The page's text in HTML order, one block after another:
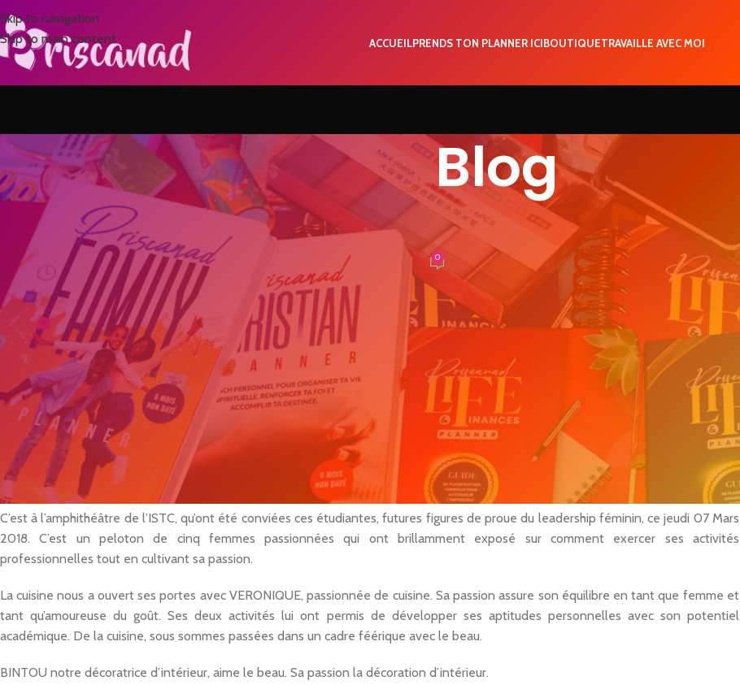
Skip to navigation
Skip to main content
ACCUEILPRENDS TON PLANNER ICIBOUTIQUETRAVAILLE AVEC MOI
Blog
NON CLASSÉ
HONNEUR AUX FEMMES PASSIONNÉES
Posted by 0
La célébration de la Journée Internationale pour les Droits des Femmes est l’occasion pour magnifier les femmes dans toutes les
capacités intellectuelles.
MTN entreprise socialement responsable, emploie plus de 750 personnes dont 30% de femmes. Ces femmes que MTN ne
manquent pas d’honorer pour leur travail auprès des hommes participant à l’expansion de la société.
Cette année pour cette édition, l’accent a été mis sur la femme passionnée.
Organisant un challenge interne, les femmes de MTN ont dévoilé leurs passions, plus incroyables les unes des autres. Fier de ces
femmes professionnellement actives et passionnées, MTN leur a permis de communiquer aux jeunes générations leur expérience.
C’est à l’amphithéâtre de l’ISTC, qu’ont été conviées ces étudiantes, futures figures de proue du leadership féminin, ce jeudi 07 Mars
2018. C’est un peloton de cinq femmes passionnées qui ont brillamment exposé sur comment exercer ses activités
professionnelles tout en cultivant sa passion.
La cuisine nous a ouvert ses portes avec VERONIQUE, passionnée de cuisine. Sa passion assure son équilibre en tant que femme et
tant qu’amoureuse du goût. Ses deux activités lui ont permis de développer ses aptitudes personnelles avec son potentiel
académique. De la cuisine, sous sommes passées dans un cadre féérique avec le beau.
BINTOU notre décoratrice d’intérieur, aime le beau. Sa passion la décoration d’intérieur.